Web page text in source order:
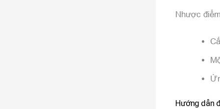
Nhược
Hướng dẫn